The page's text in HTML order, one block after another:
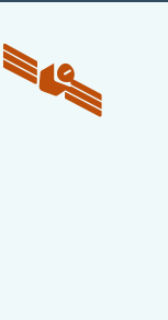
🛰️‍